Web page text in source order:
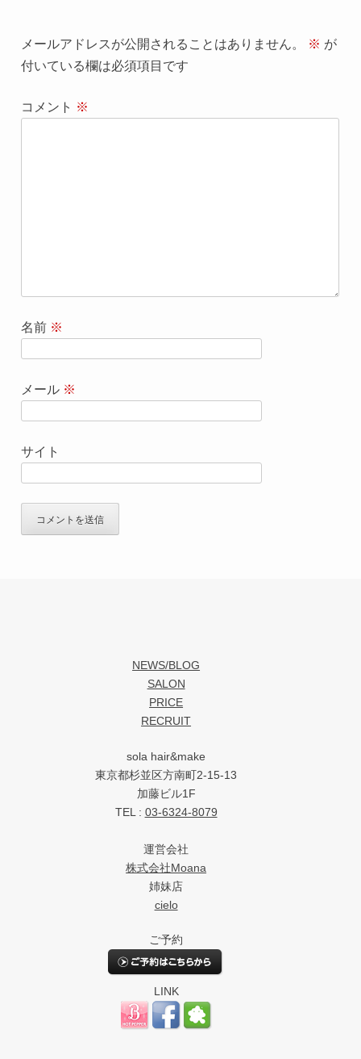
メールアドレスが公開されることはありません。 ※ が
付いている欄は必須項目です
コメント ※
名前 ※
メール ※
サイト
NEWS/BLOG
SALON
PRICE
RECRUIT
sola hair&make
東京都杉並区方南町2-15-13
加藤ビル1F
TEL : 03-6324-8079
運営会社
株式会社Moana
姉妹店
cielo
ご予約
LINK